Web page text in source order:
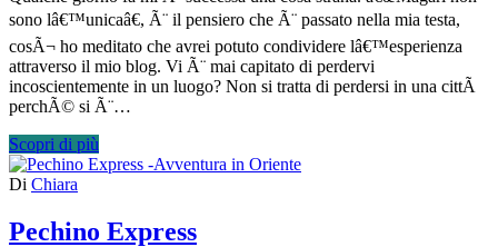
sono lâ€™unicaâ€, Ã¨ il pensiero che Ã¨ passato nella mia testa,
cosÃ¬ ho meditato che avrei potuto condividere lâ€™esperienza
attraverso il mio blog. Vi Ã¨ mai capitato di perdervi
incoscientemente in un luogo? Non si tratta di perdersi in una cittÃ
perchÃ© si Ã¨…
Scopri di più
Di Chiara
Pechino Express